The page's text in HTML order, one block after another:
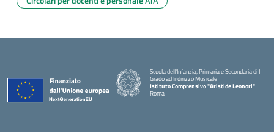
Scuola dell'Infanzia, Primaria e Secondaria di I
Grado ad Indirizzo Musicale
Istituto Comprensivo "Aristide Leonori"
Roma